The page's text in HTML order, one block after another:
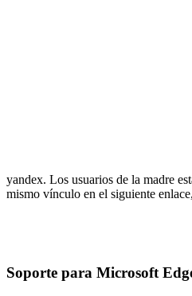
yandex. Los usuarios de la madre
mismo vínculo en el siguiente
Soporte para Microsoft